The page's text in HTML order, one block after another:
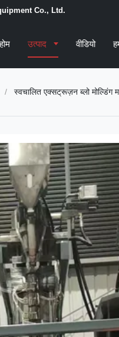
Co., Ltd.
होम उत्पाद वीडियो
/ स्वचालित एक्सट्रूज़न ब्लो मोल्डिंग